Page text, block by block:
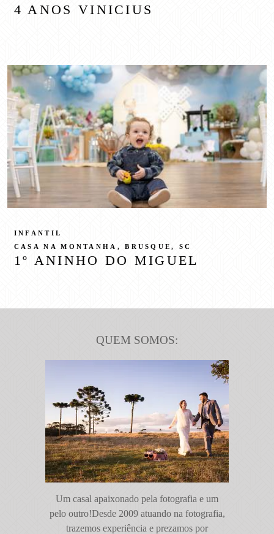
4 ANOS VINICIUS
1º ANINHO DO MIGUEL
INFANTIL
CASA NA MONTANHA, BRUSQUE, SC
QUEM SOMOS:
Um casal apaixonado pela fotografia e um
pelo outro!Desde 2009 atuando na fotografia,
trazemos experiência e prezamos por